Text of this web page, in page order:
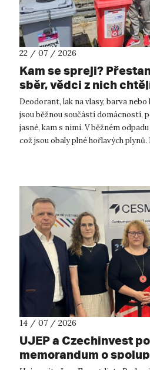
22 / 07 / 2026
Kam se spreji?
sběr, vědci z nich
kovy
Deodorant, lak na vlasy, barva
jsou běžnou součástí domácností,
jasné, kam s nimi. V běžném
což jsou obaly plné hořlavých
14 / 07 / 2026
UJEP a Czechinvest
memorandum o